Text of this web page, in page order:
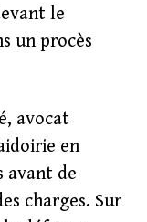
le
un procès
avocat
en
avant de
charges. Sur